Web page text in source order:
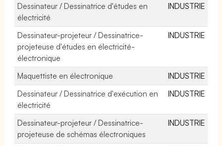
Dessinateur / Dessinatrice d'études en
électricité
INDUSTRIE
Dessinateur-projeteur / Dessinatrice-
projeteuse d'études en électricité-
électronique
INDUSTRIE
Maquettiste en électronique
INDUSTRIE
Dessinateur / Dessinatrice d'exécution en
électricité
INDUSTRIE
Dessinateur-projeteur / Dessinatrice-
projeteuse de schémas électroniques
INDUSTRIE